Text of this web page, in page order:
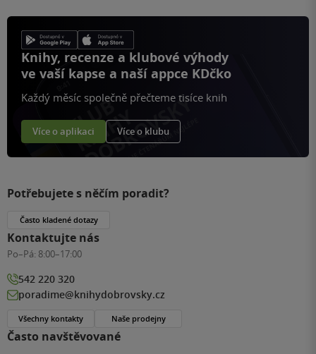
Knihy, recenze a klubové výhody
ve vaší kapse a naší appce KDčko
Každý měsíc společně přečteme tisíce knih
Více o aplikaci Více o klubu
Často navštěvované
Potřebujete s něčím poradit?
Často kladené dotazy
Kontaktujte nás
Po–Pá: 8:00–17:00
542 220 320
poradime@knihydobrovsky.cz
Všechny kontakty Naše prodejny